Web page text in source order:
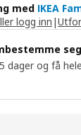
med IKEA
logg inn |
seg
dager og få